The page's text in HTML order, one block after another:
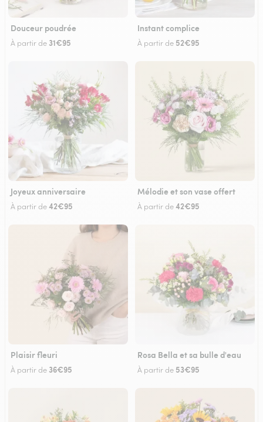
Douceur poudrée
À partir de 31€95
Instant complice
À partir de 52€95
Joyeux anniversaire
À partir de42€95
Mélodie et son vase offert
À partir de42€95
Plaisir fleuri
À partir de 36€95
Rosa Bella et sa bulle d'eau
À partir de 53€95